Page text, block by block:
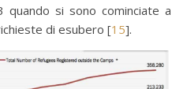
si sono cominciate a
di esubero [15].